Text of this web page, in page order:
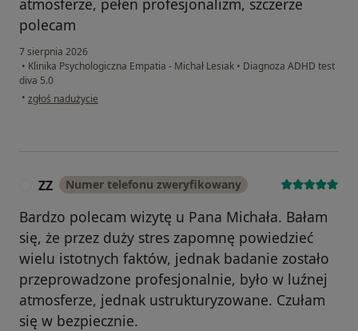
polecam
7 sierpnia 2026
• Klinika Psychologiczna Empatia - Michał Lesiak • Diagnoza ADHD test
diva 5.0
• w opinii użytkownika J.Z
zgłoś nadużycie
ZZ Numer telefonu zweryfikowany
Bardzo polecam wizytę u Pana Michała. Bałam
się, że przez duży stres zapomnę powiedzieć
wielu istotnych faktów, jednak badanie zostało
przeprowadzone profesjonalnie, było w luźnej
atmosferze, jednak ustrukturyzowane. Czułam
się w bezpiecznie.